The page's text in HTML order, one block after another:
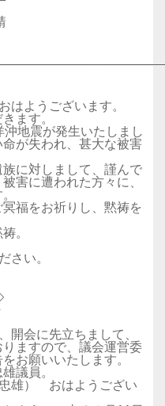
ようございます。
ます。
地震が発生いたしまし
が失われ、甚大な被害
に対しまして、謹んで
害に遭われた方々に、
福をお祈りし、黙祷を
。
さい。
会に先立ちまして、
ますので、議会運営委
お願いいたします。
議員。
雄） おはようござい